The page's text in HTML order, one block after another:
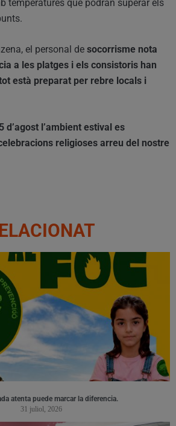
temperatures que podran superar els
el personal de socorrisme nota
a les platges i els consistoris han
està preparat per rebre locals i
d’agost l’ambient estival es
religioses arreu del nostre
atenta puede marcar la diferencia.
31 juliol, 2026